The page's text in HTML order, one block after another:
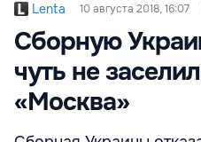
Lenta 10 августа 2018, 16:07
Сборную
чуть не
«Москва»